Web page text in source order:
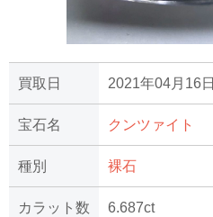
買取日 2021年04月16日
宝石名 クンツァイト
種別 裸石
カラット数 6.687ct